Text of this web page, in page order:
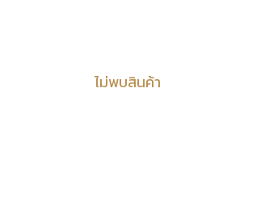
ไม่พบสินค้า